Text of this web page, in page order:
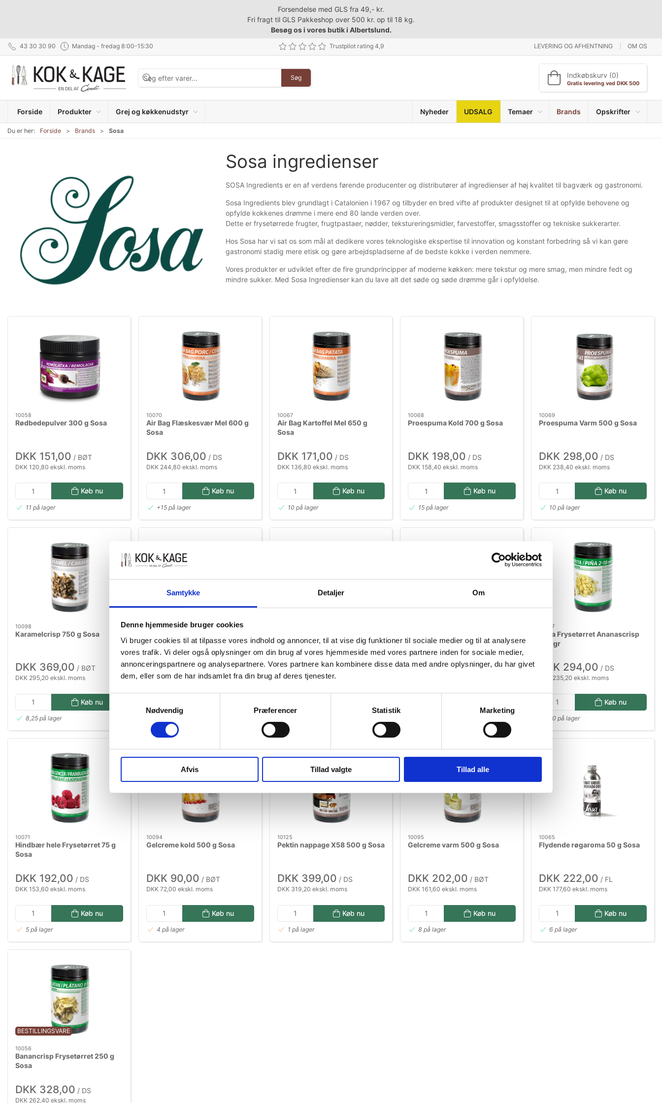
Samtykke Detaljer Om
Denne hjemmeside bruger cookies
Vi bruger cookies til at tilpasse vores indhold og annoncer, til at vise dig funktioner til sociale medier og til at analysere
vores trafik. Vi deler også oplysninger om din brug af vores hjemmeside med vores partnere inden for sociale medier,
annonceringspartnere og analysepartnere. Vores partnere kan kombinere disse data med andre oplysninger, du har givet
dem, eller som de har indsamlet fra din brug af deres tjenester.
Nødvendig
Præferencer Statistik Marketing
Afvis Tillad valgte Tillad alle
Forsendelse med GLS fra 49,- kr.
Fri fragt til GLS Pakkeshop over 500 kr. op til 18 kg.
Besøg os i vores butik i Albertslund.
43 30 30 90 Mandag - fredag 8:00-15:30 Trustpilot rating 4,9 LEVERING OG AFHENTNING OM OS
Søg Indkøbskurv (0)
Gratis levering ved DKK 500
Forside Produkter Grej og køkkenudstyr Nyheder UDSALG Temaer Brands Opskrifter
Du er her: Forside Brands Sosa
Sosa ingredienser
SOSA Ingredients er en af verdens førende producenter og distributører af ingredienser af høj kvalitet til bagværk og gastronomi.
Sosa Ingredients blev grundlagt i Catalonien i 1967 og tilbyder en bred vifte af produkter designet til at opfylde behovene og
opfylde kokkenes drømme i mere end 80 lande verden over.
Dette er frysetørrede frugter, frugtpastaer, nødder, tekstureringsmidler, farvestoffer, smagsstoffer og tekniske sukkerarter.
Hos Sosa har vi sat os som mål at dedikere vores teknologiske ekspertise til innovation og konstant forbedring så vi kan gøre
gastronomi stadig mere etisk og gøre arbejdspladserne af de bedste kokke i verden nemmere.
Vores produkter er udviklet efter de fire grundprincipper af moderne køkken: mere tekstur og mere smag, men mindre fedt og
mindre sukker. Med Sosa Ingredienser kan du lave alt det søde og søde drømme går i opfyldelse.
10058
Rødbedepulver 300 g Sosa
DKK 151,00 / BØT
DKK 120,80 ekskl. moms
Køb nu
11 på lager
10070
Air Bag Flæskesvær Mel 600 g
Sosa
DKK 306,00 / DS
DKK 244,80 ekskl. moms
Køb nu
+15 på lager
10067
Air Bag Kartoffel Mel 650 g
Sosa
DKK 171,00 / DS
DKK 136,80 ekskl. moms
Køb nu
10 på lager
10068
Proespuma Kold 700 g Sosa
DKK 198,00 / DS
DKK 158,40 ekskl. moms
Køb nu
15 på lager
10069
Proespuma Varm 500 g Sosa
DKK 298,00 / DS
DKK 238,40 ekskl. moms
Køb nu
10 på lager
10098
Karamelcrisp 750 g Sosa
DKK 369,00 / BØT
DKK 295,20 ekskl. moms
Køb nu
8,25 på lager
BESTILLINGSVARE
10086
DKK 554,00/ DS
DKK 443,20 ekskl. moms
g Sosa
DKK 579,00 / DS
DKK 463,20 ekskl. moms
g Sosa
DKK 334,00/ DS
10057
Sosa Frysetørret Ananascrisp
200gr
DKK 294,00 / DS
DKK 235,20 ekskl. moms
Køb nu
10 på lager
10071
Hindbær hele Frysetørret 75 g
Sosa
DKK 192,00 / DS
DKK 153,60 ekskl. moms
Køb nu
5 på lager
10094
Gelcreme kold 500 g Sosa
DKK 90,00 / BØT
DKK 72,00 ekskl. moms
Køb nu
4 på lager
10125
Pektin nappage X58 500 g Sosa
DKK 399,00 / DS
DKK 319,20 ekskl. moms
Køb nu
1 på lager
10095
Gelcreme varm 500 g Sosa
DKK 202,00 / BØT
DKK 161,60 ekskl. moms
Køb nu
8 på lager
10065
Flydende røgaroma 50 g Sosa
DKK 222,00 / FL
DKK 177,60 ekskl. moms
Køb nu
6 på lager
BESTILLINGSVARE
10056
Banancrisp Frysetørret 250 g
Sosa
DKK 328,00 / DS
DKK 262,40 ekskl. moms